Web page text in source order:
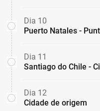
Dia 10
Puerto Natales -
Dia 11
Santiago do Chile -
Dia 12
Cidade de origem